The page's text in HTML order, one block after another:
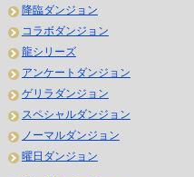
降臨ダンジョン
コラボダンジョン
龍シリーズ
アンケートダンジョン
ゲリラダンジョン
スペシャルダンジョン
ノーマルダンジョン
曜日ダンジョン